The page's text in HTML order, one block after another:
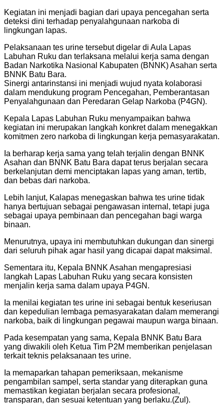
Kegiatan ini menjadi bagian dari upaya pencegahan serta
deteksi dini terhadap penyalahgunaan narkoba di
lingkungan lapas.
Pelaksanaan tes urine tersebut digelar di Aula Lapas
Labuhan Ruku dan terlaksana melalui kerja sama dengan
Badan Narkotika Nasional Kabupaten (BNNK) Asahan serta
BNNK Batu Bara.
Sinergi antarinstansi ini menjadi wujud nyata kolaborasi
dalam mendukung program Pencegahan, Pemberantasan
Penyalahgunaan dan Peredaran Gelap Narkoba (P4GN).
Kepala Lapas Labuhan Ruku menyampaikan bahwa
kegiatan ini merupakan langkah konkret dalam menegakkan
komitmen zero narkoba di lingkungan kerja pemasyarakatan.
Ia berharap kerja sama yang telah terjalin dengan BNNK
Asahan dan BNNK Batu Bara dapat terus berjalan secara
berkelanjutan demi menciptakan lapas yang aman, tertib,
dan bebas dari narkoba.
Lebih lanjut, Kalapas menegaskan bahwa tes urine tidak
hanya bertujuan sebagai pengawasan internal, tetapi juga
sebagai upaya pembinaan dan pencegahan bagi warga
binaan.
Menurutnya, upaya ini membutuhkan dukungan dan sinergi
dari seluruh pihak agar hasil yang dicapai dapat maksimal.
Sementara itu, Kepala BNNK Asahan mengapresiasi
langkah Lapas Labuhan Ruku yang secara konsisten
menjalin kerja sama dalam upaya P4GN.
Ia menilai kegiatan tes urine ini sebagai bentuk keseriusan
dan kepedulian lembaga pemasyarakatan dalam memerangi
narkoba, baik di lingkungan pegawai maupun warga binaan.
Pada kesempatan yang sama, Kepala BNNK Batu Bara
yang diwakili oleh Ketua Tim P2M memberikan penjelasan
terkait teknis pelaksanaan tes urine.
Ia memaparkan tahapan pemeriksaan, mekanisme
pengambilan sampel, serta standar yang diterapkan guna
memastikan kegiatan berjalan secara profesional,
transparan, dan sesuai ketentuan yang berlaku.(Zul).